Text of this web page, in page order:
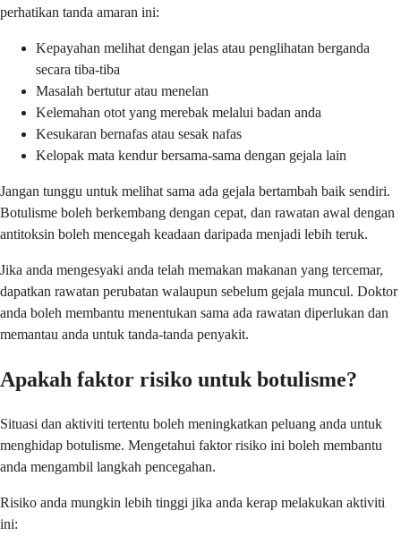
perhatikan tanda amaran ini:
Kepayahan melihat dengan jelas atau penglihatan berganda
secara tiba-tiba
Masalah bertutur atau menelan
Kelemahan otot yang merebak melalui badan anda
Kesukaran bernafas atau sesak nafas
Kelopak mata kendur bersama-sama dengan gejala lain
Jangan tunggu untuk melihat sama ada gejala bertambah baik sendiri.
Botulisme boleh berkembang dengan cepat, dan rawatan awal dengan
antitoksin boleh mencegah keadaan daripada menjadi lebih teruk.
Jika anda mengesyaki anda telah memakan makanan yang tercemar,
dapatkan rawatan perubatan walaupun sebelum gejala muncul. Doktor
anda boleh membantu menentukan sama ada rawatan diperlukan dan
memantau anda untuk tanda-tanda penyakit.
Apakah faktor risiko untuk botulisme?
Situasi dan aktiviti tertentu boleh meningkatkan peluang anda untuk
menghidap botulisme. Mengetahui faktor risiko ini boleh membantu
anda mengambil langkah pencegahan.
Risiko anda mungkin lebih tinggi jika anda kerap melakukan aktiviti
ini: